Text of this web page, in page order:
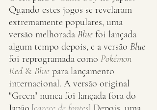
Quando estes jogos se revelaram
extremamente populares, uma
versão melhorada Blue foi lançada
algum tempo depois, e a versão Blue
foi reprogramada como Pokémon
Red & Blue para lançamento
internacional. A versão original
"Green" nunca foi lançada fora do